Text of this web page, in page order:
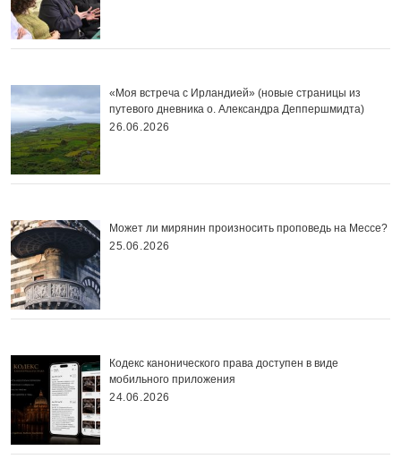
«Моя встреча с Ирландией» (новые страницы из
путевого дневника о. Александра Деппершмидта)
26.06.2026
Может ли мирянин произносить проповедь на Мессе?
25.06.2026
Кодекс канонического права доступен в виде
мобильного приложения
24.06.2026